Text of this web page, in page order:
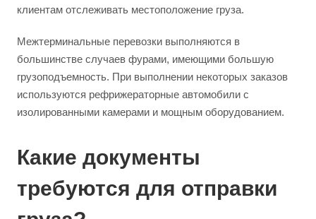
клиентам отслеживать местоположение груза.
Межтерминальные перевозки выполняются в
большинстве случаев фурами, имеющими большую
грузоподъемность. При выполнении некоторых заказов
используются рефрижераторные автомобили с
изолированными камерами и мощным оборудованием.
Какие документы
требуются для отправки